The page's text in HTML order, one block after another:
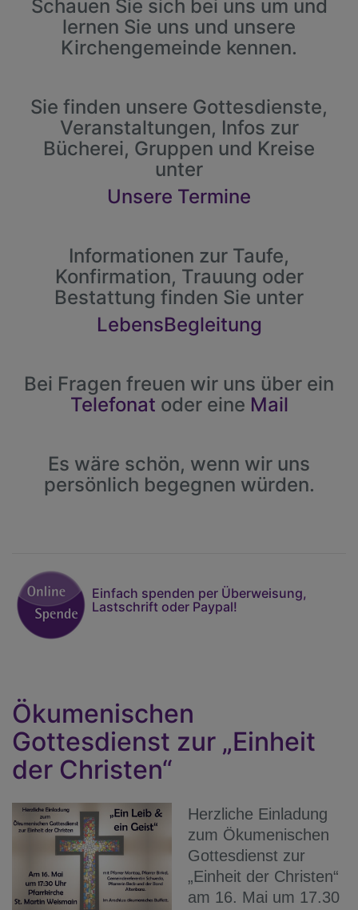
Schauen Sie sich bei uns um und
lernen Sie uns und unsere
Kirchengemeinde kennen.
Sie finden unsere Gottesdienste,
Veranstaltungen, Infos zur
Bücherei, Gruppen und Kreise
unter
Unsere Termine
Informationen zur Taufe,
Konfirmation, Trauung oder
Bestattung finden Sie unter
LebensBegleitung
Bei Fragen freuen wir uns über ein
Telefonat oder eine Mail
Es wäre schön, wenn wir uns
persönlich begegnen würden.
Einfach spenden per Überweisung,
Lastschrift oder Paypal!
Ökumenischen
Gottesdienst zur „Einheit
der Christen“
Herzliche Einladung
zum Ökumenischen
Gottesdienst zur
„Einheit der Christen“
am 16. Mai um 17.30